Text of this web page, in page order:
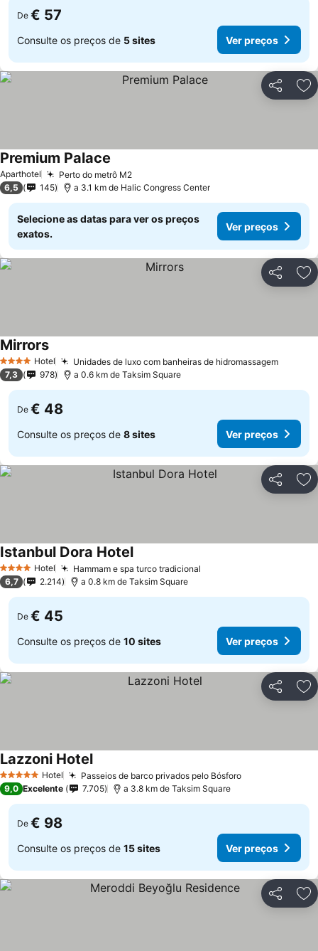
De € 57
Consulte os preços de 5 sites Ver preços
Partilhar
Aparthotel Perto do metrô M2Ver preços
Premium Palace
6,5 145 a 3.1 km de Halic Congress Center
Selecione as datas para ver os preços
exatos.
Ver preços
Partilhar
4 EstrelasHotel Unidades de luxo com banheiras de hidromassagemVer
MirrorsVer preços
7,3 978 a 0.6 km de Taksim Square
De € 48
Consulte os preços de 8 sites Ver preços
Partilhar
4 EstrelasHotel Hammam e spa turco tradicional
Istanbul Dora HotelVer preços
6,7 2.214 a 0.8 km de Taksim Square
De € 45
Consulte os preços de 10 sites Ver preços
Partilhar
5 Estrelas Hotel Passeios de barco privados pelo BósforoVer preços
Lazzoni HotelVer preços
9,0 Excelente 7.705 a 3.8 km de Taksim Square
De € 98
Consulte os preços de 15 sites Ver preços
Partilhar